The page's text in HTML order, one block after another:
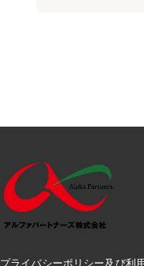
プライバシーポリシー及び利